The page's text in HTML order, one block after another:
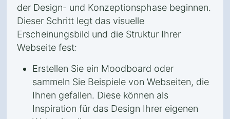
der Design- und Konzeptionsphase beginnen.
Dieser Schritt legt das visuelle
Erscheinungsbild und die Struktur Ihrer
Webseite fest:
Erstellen Sie ein Moodboard oder
sammeln Sie Beispiele von Webseiten, die
Ihnen gefallen. Diese können als
Inspiration für das Design Ihrer eigenen